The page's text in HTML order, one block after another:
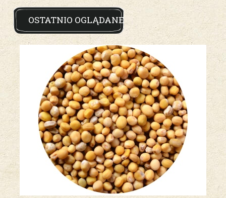
OSTATNIO OGLĄDANE